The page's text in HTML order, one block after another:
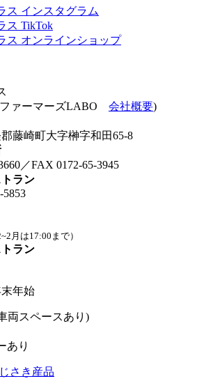
ァーマーズLABO 会社概要)
藤崎町大字榊字和田65-8
／FAX 0172-65-3945
ラン
5853
月は17:00まで）
ラン
年始
両スペースあり)
あり